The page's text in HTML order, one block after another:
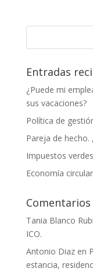
Entradas
¿Puede mi
sus vacaciones?
Política de
Pareja de
Impuestos verdes
Economía circular
Tania Blanco
ICO.
Antonio Diazen
estancia,